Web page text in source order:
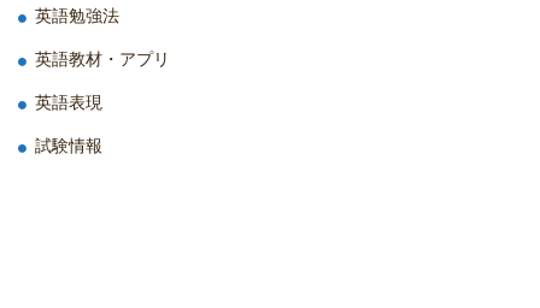
英語勉強法
英語教材・アプリ
英語表現
試験情報